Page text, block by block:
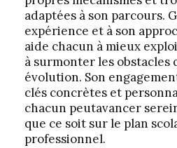
adaptées à son parcours.
expérience et à son
aide chacun à mieux
à surmonter les obstacles
évolution. Son
clés concrètes et
chacun peutavancer
que ce soit sur le plan
professionnel.